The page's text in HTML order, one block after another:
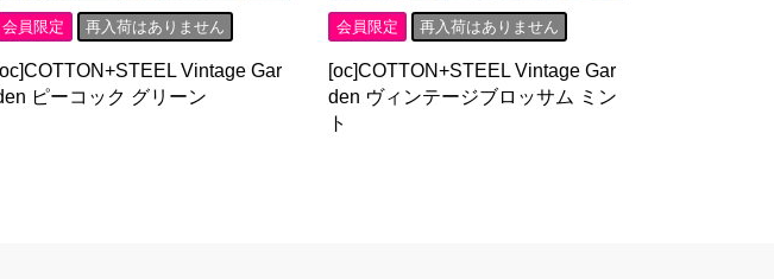
会員限定 再入荷はありません
Vintage Gar
ピーコック グリーン
会員限定 再入荷はありません
[oc]COTTON+STEEL Vintage Gar
den ヴィンテージブロッサム ミン
ト